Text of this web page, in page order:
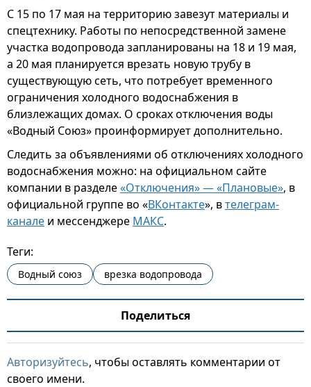
С 15 по 17 мая на территорию завезут материалы и
спецтехнику. Работы по непосредственной замене
участка водопровода запланированы на 18 и 19 мая,
а 20 мая планируется врезать новую трубу в
существующую сеть, что потребует временного
ограничения холодного водоснабжения в
близлежащих домах. О сроках отключения воды
«Водный Союз» проинформирует дополнительно.
Следить за объявлениями об отключениях холодного
водоснабжения можно: на официальном сайте
компании в разделе«Отключения» — «Плановые», в
официальной группе во «ВКонтакте», втелеграм-
канале и мессенджере МАКС.
Теги:
Водный союз врезка водопровода
Поделиться
Авторизуйтесь, чтобы оставлять комментарии от
своего имени.